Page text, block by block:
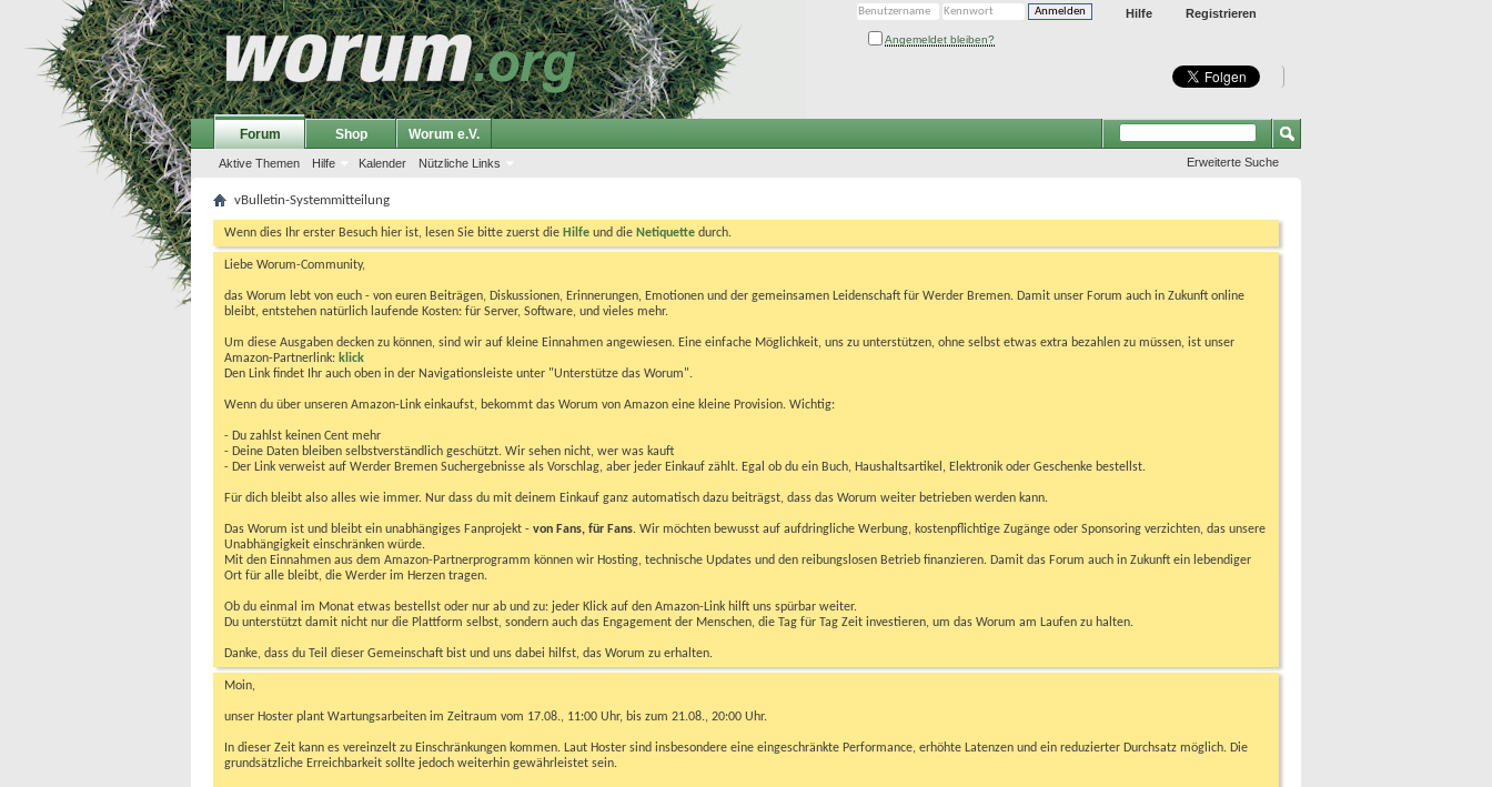
Registrieren
Hilfe
Angemeldet bleiben?
Forum
Aktive Themen Hilfe Kalender Nützliche Links
Shop Worum e.V.
Erweiterte Suche
vBulletin-Systemmitteilung
Wenn dies Ihr erster Besuch hier ist, lesen Sie bitte zuerst die Hilfe und die Netiquette durch.
Liebe Worum-Community,
das Worum lebt von euch - von euren Beiträgen, Diskussionen, Erinnerungen, Emotionen und der gemeinsamen Leidenschaft für Werder Bremen. Damit unser Forum auch in Zukunft online
bleibt, entstehen natürlich laufende Kosten: für Server, Software, und vieles mehr.
Um diese Ausgaben decken zu können, sind wir auf kleine Einnahmen angewiesen. Eine einfache Möglichkeit, uns zu unterstützen, ohne selbst etwas extra bezahlen zu müssen, ist unser
Amazon-Partnerlink: klick
Den Link findet Ihr auch oben in der Navigationsleiste unter "Unterstütze das Worum".
Wenn du über unseren Amazon-Link einkaufst, bekommt das Worum von Amazon eine kleine Provision. Wichtig:
- Du zahlst keinen Cent mehr
- Deine Daten bleiben selbstverständlich geschützt. Wir sehen nicht, wer was kauft
- Der Link verweist auf Werder Bremen Suchergebnisse als Vorschlag, aber jeder Einkauf zählt. Egal ob du ein Buch, Haushaltsartikel, Elektronik oder Geschenke bestellst.
Für dich bleibt also alles wie immer. Nur dass du mit deinem Einkauf ganz automatisch dazu beiträgst, dass das Worum weiter betrieben werden kann.
Das Worum ist und bleibt ein unabhängiges Fanprojekt - von Fans, für Fans. Wir möchten bewusst auf aufdringliche Werbung, kostenpflichtige Zugänge oder Sponsoring verzichten, das unsere
Unabhängigkeit einschränken würde.
Mit den Einnahmen aus dem Amazon-Partnerprogramm können wir Hosting, technische Updates und den reibungslosen Betrieb finanzieren. Damit das Forum auch in Zukunft ein lebendiger
Ort für alle bleibt, die Werder im Herzen tragen.
Ob du einmal im Monat etwas bestellst oder nur ab und zu: jeder Klick auf den Amazon-Link hilft uns spürbar weiter.
Du unterstützt damit nicht nur die Plattform selbst, sondern auch das Engagement der Menschen, die Tag für Tag Zeit investieren, um das Worum am Laufen zu halten.
Danke, dass du Teil dieser Gemeinschaft bist und uns dabei hilfst, das Worum zu erhalten.
Moin,
unser Hoster plant Wartungsarbeiten im Zeitraum vom 17.08., 11:00 Uhr, bis zum 21.08., 20:00 Uhr.
In dieser Zeit kann es vereinzelt zu Einschränkungen kommen. Laut Hoster sind insbesondere eine eingeschränkte Performance, erhöhte Latenzen und ein reduzierter Durchsatz möglich. Die
grundsätzliche Erreichbarkeit sollte jedoch weiterhin gewährleistet sein.